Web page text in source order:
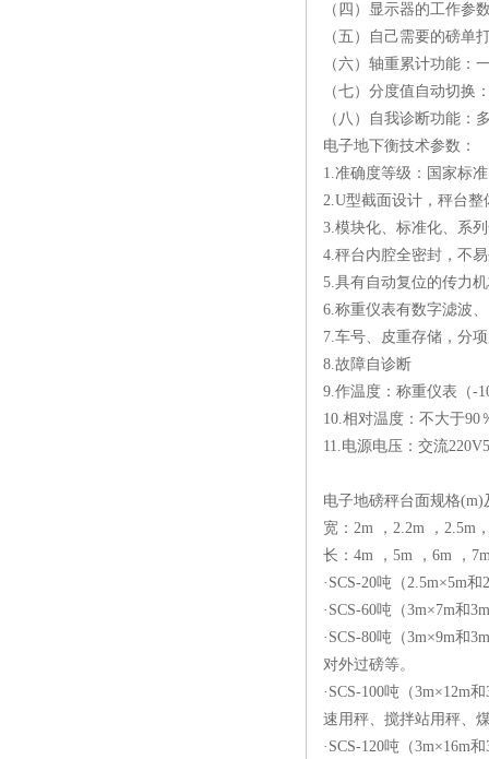
（四）显示器的工作参
（五）自己需要的磅单
（六）轴重累计功能：
（七）分度值自动切换
（八）自我诊断功能：
电子地下衡技术参数：
1.准确度等级：国家标
2.U型截面设计，秤台
3.模块化、标准化、系
4.秤台内腔全密封，不
5.具有自动复位的传力
6.称重仪表有数字滤波
7.车号、皮重存储，分
8.故障自诊断
9.作温度：称重仪表（-
10.相对温度：不大于90
11.电源电压：交流
电子地磅秤台面规格(m)
宽：2m ，2.2m ，2.5m
长：4m ，5m ，6m ，
·SCS-20吨（2.5m×5m
·SCS-60吨（3m×7m和
·SCS-80吨（3m×9m和
对外过磅等。
·SCS-100吨（3m×12m
速用秤、搅拌站用秤、
·SCS-120吨（3m×16m